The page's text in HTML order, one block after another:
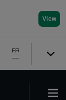
View
FR